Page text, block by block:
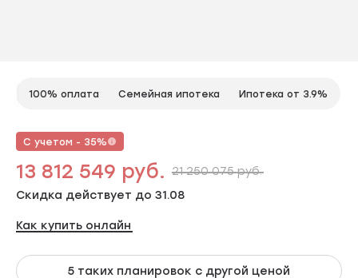
100% оплата Семейная ипотека Ипотека от 3.9%
С учетом - 35%
13 812 549 руб. 21 250 075 руб.
Скидка действует до 31.08
Как купить онлайн
5 таких планировок с другой ценой